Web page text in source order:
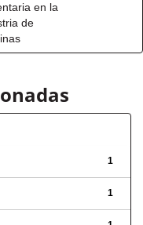
en la
de
1
1